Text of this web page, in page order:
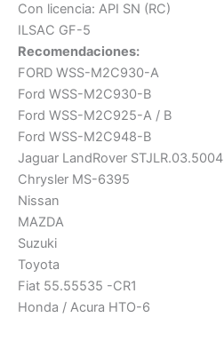
Con licencia: API SN (RC)
ILSAC GF-5
Recomendaciones:
FORD WSS-M2C930-A
Ford WSS-M2C930-B
Ford WSS-M2C925-A / B
Ford WSS-M2C948-B
Jaguar LandRover STJLR.03.5004
Chrysler MS-6395
Nissan
MAZDA
Suzuki
Toyota
Fiat 55.55535 -CR1
Honda / Acura HTO-6